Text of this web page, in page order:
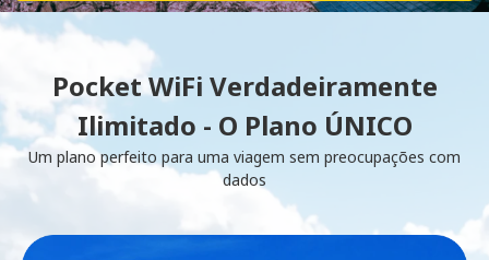
Pocket WiFi Verdadeiramente
Ilimitado - O Plano ÚNICO
Um plano perfeito para uma viagem sem preocupações com
dados